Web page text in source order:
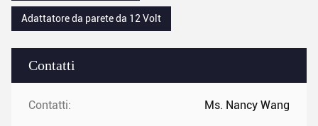
Contatti
Contatti: Ms. Nancy Wang
Adattatore da parete da 12 Volt